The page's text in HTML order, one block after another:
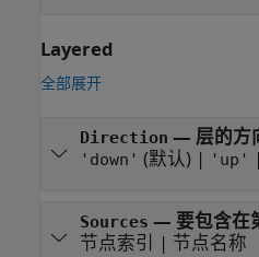
Layered
全部展开
Direction — 层的方
'down' (默认) | 'up' |
Sources — 要包含在
节点索引 | 节点名称